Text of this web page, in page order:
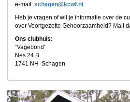
e-mail: negahcs@kcwf.nl
Heb je vragen of wil je informatie over de
over Voortgezette Gehoorzaamheid? Mail
Ons clubhuis:
“Vagebond'
Nes 24 B
1741 NH Schagen